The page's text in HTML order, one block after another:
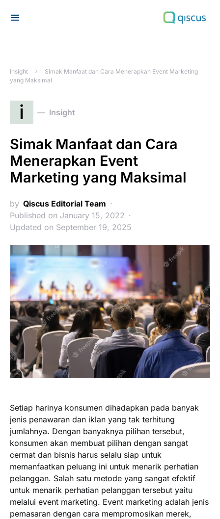
Insight
Simak Manfaat dan Cara Menerapkan Event Marketing
yang Maksimal
i Insight
Simak Manfaat dan Cara
Menerapkan Event
Marketing yang Maksimal
by Qiscus Editorial Team
Published on January 15, 2022
Updated on September 19, 2025
Setiap harinya konsumen dihadapkan pada banyak
jenis penawaran dan iklan yang tak terhitung
jumlahnya. Dengan banyaknya pilihan tersebut,
konsumen akan membuat pilihan dengan sangat
cermat dan bisnis harus selalu siap untuk
memanfaatkan peluang ini untuk menarik perhatian
pelanggan. Salah satu metode yang sangat efektif
untuk menarik perhatian pelanggan tersebut yaitu
melalui event marketing. Event marketing adalah jenis
pemasaran dengan cara mempromosikan merek,